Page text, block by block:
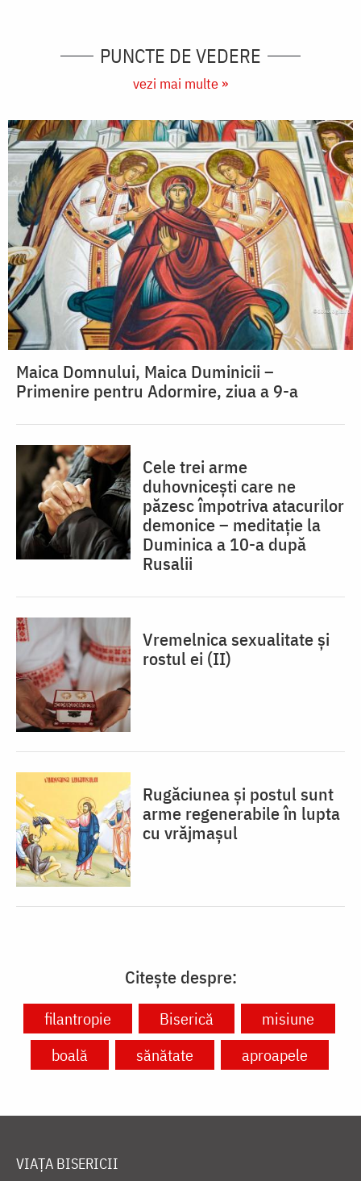
PUNCTE DE VEDERE
vezi mai multe »
Maica Domnului, Maica Duminicii –
Primenire pentru Adormire, ziua a 9-a
Cele trei arme
duhovnicești care ne
păzesc împotriva atacurilor
demonice – meditație la
Duminica a 10-a după
Rusalii
Vremelnica sexualitate și
rostul ei (II)
Rugăciunea și postul sunt
arme regenerabile în lupta
cu vrăjmașul
Citește despre:
filantropie Biserică
misiune
boală
sănătate aproapele
VIAȚA BISERICII